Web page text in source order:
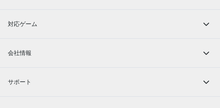
対応ゲーム
会社情報
サポート